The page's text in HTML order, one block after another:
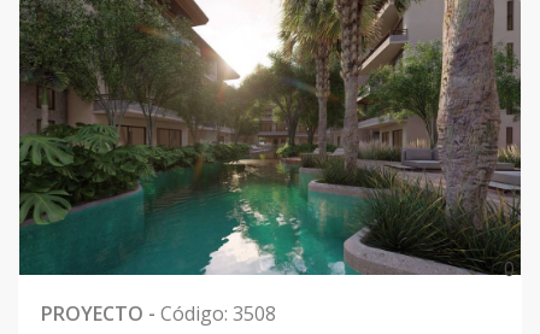
0
PROYECTO - Código: 3508